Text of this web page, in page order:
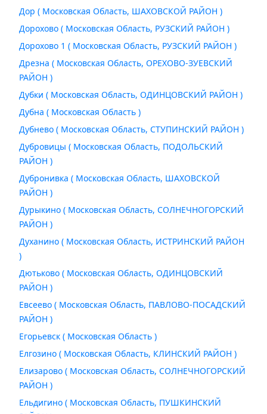
Дор ( Московская Область, ШАХОВСКОЙ РАЙОН )
Дорохово ( Московская Область, РУЗСКИЙ РАЙОН )
Дорохово 1 ( Московская Область, РУЗСКИЙ РАЙОН )
Дрезна ( Московская Область, ОРЕХОВО-ЗУЕВСКИЙ
РАЙОН )
Дубки ( Московская Область, ОДИНЦОВСКИЙ РАЙОН )
Дубна ( Московская Область )
Дубнево ( Московская Область, СТУПИНСКИЙ РАЙОН )
Дубровицы ( Московская Область, ПОДОЛЬСКИЙ
РАЙОН )
Дубронивка ( Московская Область, ШАХОВСКОЙ
РАЙОН )
Дурыкино ( Московская Область, СОЛНЕЧНОГОРСКИЙ
РАЙОН )
Духанино ( Московская Область, ИСТРИНСКИЙ РАЙОН
)
Дютьково ( Московская Область, ОДИНЦОВСКИЙ
РАЙОН )
Евсеево ( Московская Область, ПАВЛОВО-ПОСАДСКИЙ
РАЙОН )
Егорьевск ( Московская Область )
Елгозино ( Московская Область, КЛИНСКИЙ РАЙОН )
Елизарово ( Московская Область, СОЛНЕЧНОГОРСКИЙ
РАЙОН )
Ельдигино ( Московская Область, ПУШКИНСКИЙ